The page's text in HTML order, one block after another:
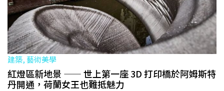
建築, 藝術美學
紅燈區新地景 —— 世上第一座 3D 打印橋於阿姆斯特
丹開通，荷蘭女王也難抵魅力